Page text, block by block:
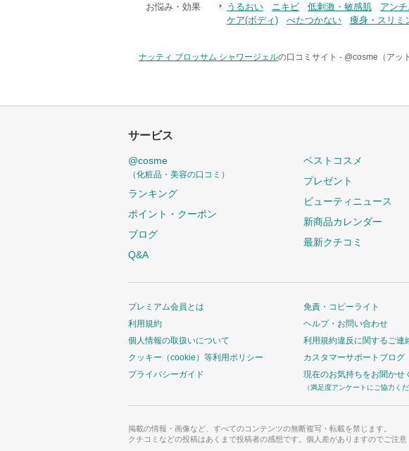
お悩み・効果
うるおい ニキビ 低刺激・敏感肌 アン
ケア(ボディ)
べたつかない 痩身・スリミ
ナッティ ブロッサム シャワージェルの口コミサイト - @cosme（アッ
サービス
@cosme
（化粧品・美容の口コミ）
ランキング
ポイント・クーポン
ブログ
Q&A
ベストコスメ
プレゼント
ビューティニュース
新商品カレンダー
最新クチコミ
プレミアム会員とは
利用規約
個人情報の取扱いについて
クッキー（cookie）等利用ポリシー
プライバシーガイド
免責・コピーライト
ヘルプ・お問い合わせ
利用規約違反に関するご連
カスタマーサポートブログ
現在のお気持ちをお聞かせ
（満足度アンケートにご協力くだ
掲載の情報・画像など、すべてのコンテンツの無断複写・転載を禁じます。
クチコミなどの投稿はあくまで投稿者の感想です。個人差がありますのでご注意